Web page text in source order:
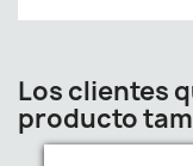
Los clientes
producto